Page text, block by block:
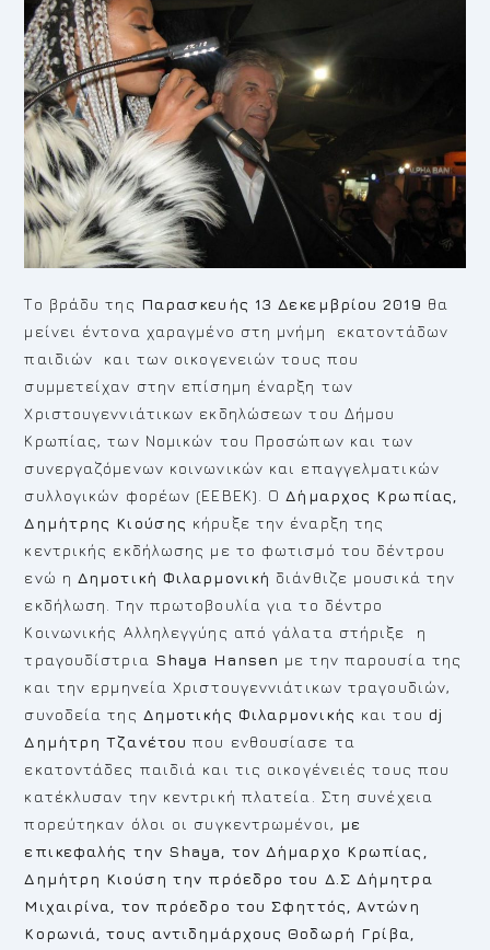
Το βράδυ της Παρασκευής 13 Δεκεμβρίου 2019 θα
μείνει έντονα χαραγμένο στη μνήμη εκατοντάδων
παιδιών και των οικογενειών τους που
συμμετείχαν στην επίσημη έναρξη των
Χριστουγεννιάτικων εκδηλώσεων του Δήμου
Κρωπίας, των Νομικών του Προσώπων και των
συνεργαζόμενων κοινωνικών και επαγγελματικών
συλλογικών φορέων (ΕΕΒΕΚ). ΟΔήμαρχος Κρωπίας,
Δημήτρης Κιούσης κήρυξε την έναρξη της
κεντρικής εκδήλωσης με το φωτισμό του δέντρου
ενώ ηΔημοτική Φιλαρμονική διάνθιζε μουσικά την
εκδήλωση. Tην πρωτοβουλία για το δέντρο
Κοινωνικής Αλληλεγγύης από γάλατα στήριξε η
τραγουδίστρια Shaya Hansen με την παρουσία της
και την ερμηνεία Χριστουγεννιάτικων τραγουδιών,
συνοδεία της Δημοτικής Φιλαρμονικής και του dj
Δημήτρη Τζανέτου που ενθουσίασε τα
εκατοντάδες παιδιά και τις οικογένειές τους που
κατέκλυσαν την κεντρική πλατεία. Στη συνέχεια
πορεύτηκαν όλοι οι συγκεντρωμένοι, με
επικεφαλής την Shaya, τον Δήμαρχο Κρωπίας,
Δημήτρη Κιούση την πρόεδρο του Δ.Σ Δήμητρα
Μιχαιρίνα, τον πρόεδρο του Σφηττός, Αντώνη
Κορωνιά, τους αντιδημάρχους Θοδωρή Γρίβα,